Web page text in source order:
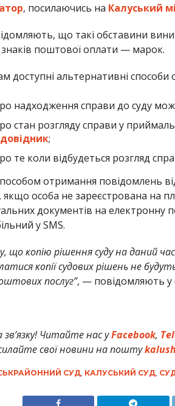
, посилаючись на Калуський
що такі обставини
поштової оплати — марок.
доступні альтернативні способи
надходження справи до суду
стан розгляду справи у
;
те коли відбудеться розгляд
отримання повідомлень
якщо особа не зареєстрована на
документів на електронну
у SMS.
що копію рішення суду на даний
копії судових рішень не
послуг”, — повідомляють у
зв’язку! Читайте нас уFacebook,
свої новини на пошту
СУД, КАЛУСЬКИЙ СУД,